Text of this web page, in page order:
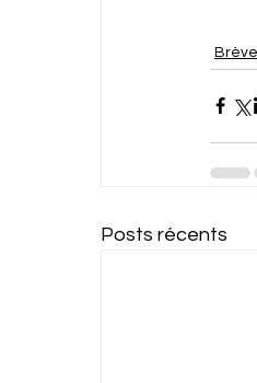
Posts récents